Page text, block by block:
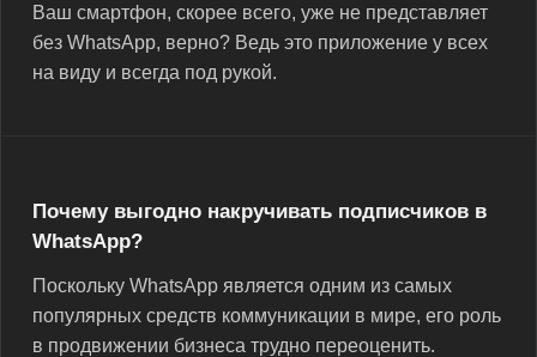
Ваш смартфон, скорее всего, уже не представляет
без WhatsApp, верно? Ведь это приложение у всех
на виду и всегда под рукой.
Почему выгодно накручивать подписчиков в
WhatsApp?
Поскольку WhatsApp является одним из самых
популярных средств коммуникации в мире, его роль
в продвижении бизнеса трудно переоценить.